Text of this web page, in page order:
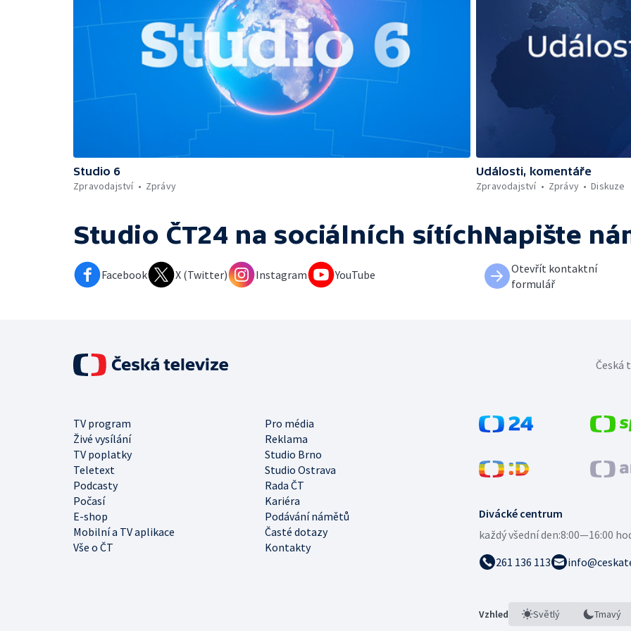
Studio 6
Zpravodajství
Zprávy
Události, komentáře
Zpravodajství
Zprávy Diskuze
Studio ČT24 na sociálních sítích
Facebook X (Twitter) Instagram YouTube
Napište
Otevřít kontaktní
formulář
Divácké centrum
každý všední den:8:00—16:00
261 136 113
Vzhled Světlý Tmavý
TV program
Pro média
Živé vysílání
Reklama
TV poplatky
Studio Brno
Teletext
Studio Ostrava
Podcasty
Rada ČT
Počasí
Kariéra
E-shop
Podávání námětů
Mobilní a TV aplikace
Časté dotazy
Vše o ČT
Kontakty
Česká